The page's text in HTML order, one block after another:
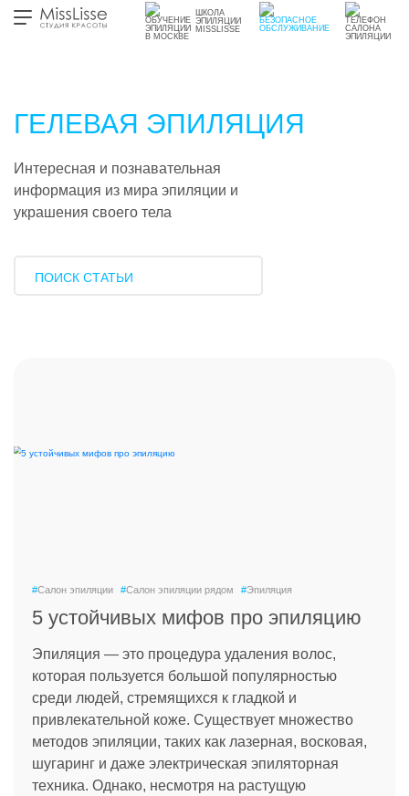
ШКОЛА
ЭПИЛЯЦИИ
MISSLISSE
ГЕЛЕВАЯ ЭПИЛЯЦИЯ
Интересная и познавательная
информация из мира эпиляции и
украшения своего тела
#Салон эпиляции #Салон эпиляции рядом #Эпиляция
5 устойчивых мифов про эпиляцию
Эпиляция — это процедура удаления волос,
которая пользуется большой популярностью
среди людей, стремящихся к гладкой и
привлекательной коже. Существует множество
методов эпиляции, таких как лазерная, восковая,
шугаринг и даже электрическая эпиляторная
техника. Однако, несмотря на растущую